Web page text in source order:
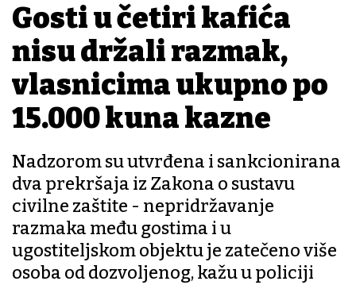
Gosti u četiri kafića
nisu držali razmak,
vlasnicima ukupno po
15.000 kuna kazne
Nadzorom su utvrđena i sankcionirana
dva prekršaja iz Zakona o sustavu
civilne zaštite - nepridržavanje
razmaka među gostima i u
ugostiteljskom objektu je zatečeno više
osoba od dozvoljenog, kažu u policiji